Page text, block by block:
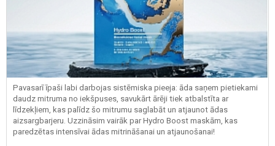
Pavasarī īpaši labi darbojas sistēmiska pieeja: āda saņem pietiekami
daudz mitruma no iekšpuses, savukārt ārēji tiek atbalstīta ar
līdzekļiem, kas palīdz šo mitrumu saglabāt un atjaunot ādas
aizsargbarjeru. Uzzināsim vairāk parHydro Boost maskām, kas
paredzētas intensīvai ādas mitrināšanai un atjaunošanai!